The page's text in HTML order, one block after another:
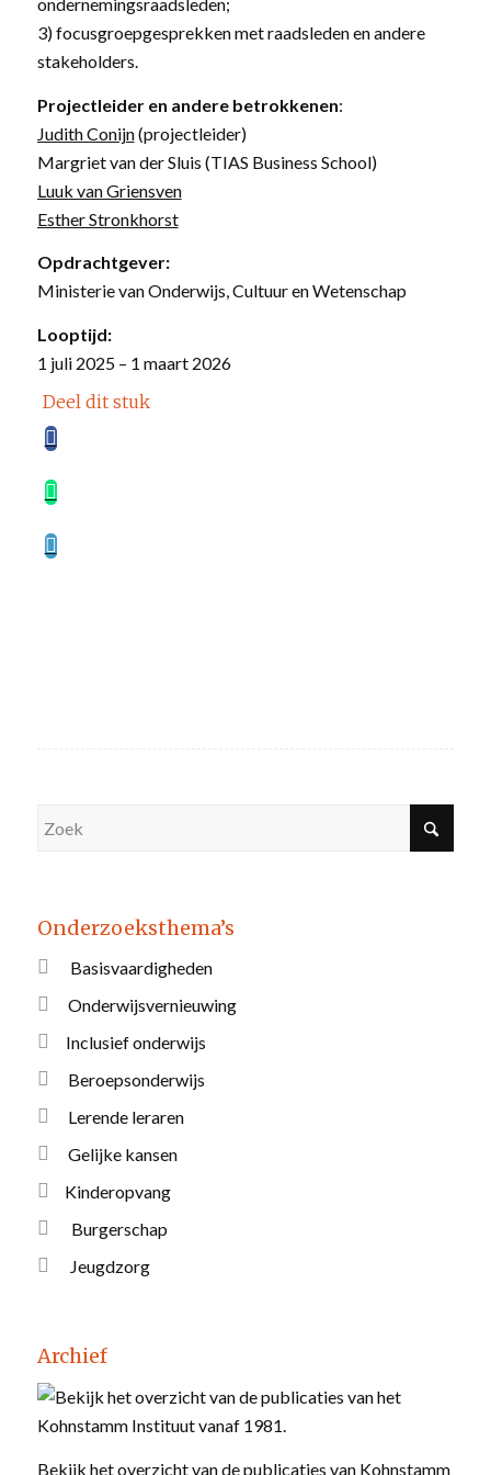
3) focusgroepgesprekken met raadsleden en andere
stakeholders.
Projectleider en andere betrokkenen:
Judith Conijn(projectleider)
Margriet van der Sluis (TIAS Business School)
Luuk van Griensven
Esther Stronkhorst
Opdrachtgever:
Ministerie van Onderwijs, Cultuur en Wetenschap
Looptijd:
1 juli 2025 – 1 maart 2026
Deel dit stuk
Onderzoeksthema’s
Basisvaardigheden
Onderwijsvernieuwing
Inclusief onderwijs
Beroepsonderwijs
Lerende leraren
Gelijke kansen
Kinderopvang
Burgerschap
Jeugdzorg
Archief
Bekijk hetoverzicht van de publicaties van Kohnstamm